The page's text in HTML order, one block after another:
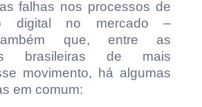
falhas nos processos de
digital no mercado –
que, entre as
brasileiras de mais
movimento, há algumas
em comum: